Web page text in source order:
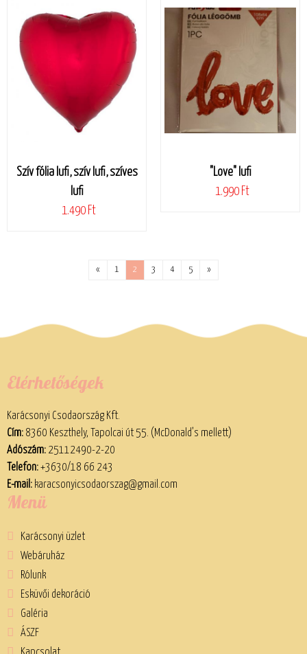
Szív fólia lufi, szív lufi, szíves
lufi
1.490 Ft
"Love" lufi
1.990 Ft
« 1 2 3 4 5 »
Elérhetőségek
Karácsonyi Csodaország Kft.
Cím:8360 Keszthely, Tapolcai út 55. (McDonald’s mellett)
Adószám:25112490-2-20
Telefon:+3630/18 66 243
E-mail: karacsonyicsodaorszag@gmail.com
Menü
Karácsonyi üzlet
Webáruház
Rólunk
Esküvői dekoráció
Galéria
ÁSZF